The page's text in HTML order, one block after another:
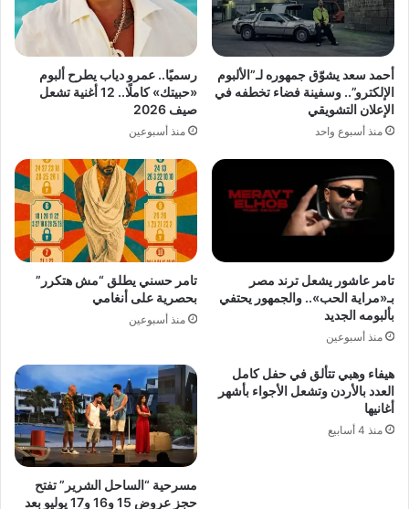
أحمد سعد يشوّق جمهوره لـ”الألبوم
الإلكترو”.. وسفينة فضاء تخطفه في
الإعلان التشويقي
منذ أسبوع واحد
رسميًا.. عمرو دياب يطرح ألبوم
«حبيتك» كاملًا.. 12 أغنية تشعل
صيف 2026
منذ أسبوعين
تامر عاشور يشعل ترند مصر
بـ«مراية الحب».. والجمهور يحتفي
بألبومه الجديد
منذ أسبوعين
تامر حسني يطلق “مش هتكرر”
بحصرية على أنغامي
منذ أسبوعين
هيفاء وهبي تتألق في حفل كامل
العدد بالأردن وتشعل الأجواء بأشهر
أغانيها
منذ 4 أسابيع
مسرحية “الساحل الشرير” تفتح
حجز عروض 15 و16 و17 يوليو بعد